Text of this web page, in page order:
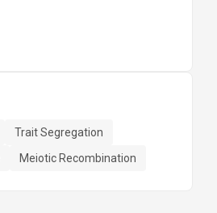
Trait Segregation
Meiotic Recombination